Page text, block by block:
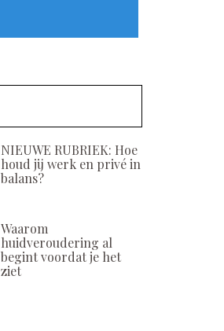
NIEUWE RUBRIEK: Hoe
houd jij werk en privé in
balans?
Waarom
huidveroudering al
begint voordat je het
ziet